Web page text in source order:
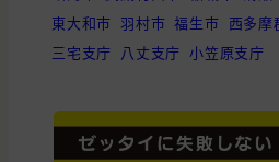
東大和市 羽村市 福生市 西多摩
三宅支庁 八丈支庁 小笠原支庁